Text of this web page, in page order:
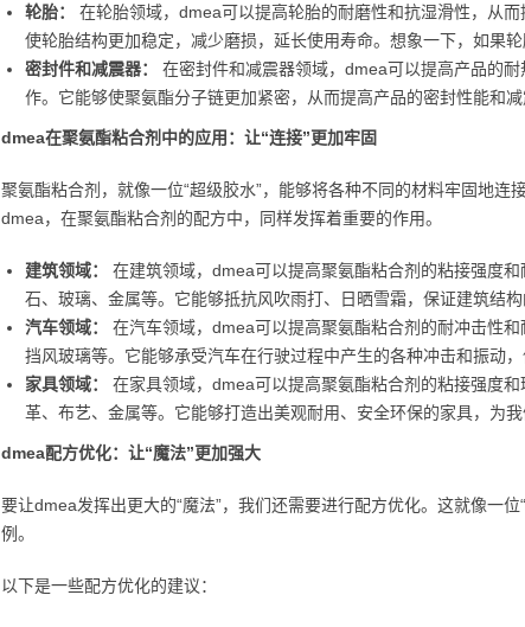
轮胎：
在轮胎领域，dmea可以提高轮胎的耐磨性和抗湿滑性，从
使轮胎结构更加稳定，减少磨损，延长使用寿命。想象一下，如果
密封件和减震器：
在密封件和减震器领域，dmea可以提高产品的
作。它能够使聚氨酯分子链更加紧密，从而提高产品的密封性能和
dmea在聚氨酯粘合剂中的应用：让“连接”更加牢固
聚氨酯粘合剂，就像一位“超级胶水”，能够将各种不同的材料牢固地
dmea，在聚氨酯粘合剂的配方中，同样发挥着重要的作用。
建筑领域：
在建筑领域，dmea可以提高聚氨酯粘合剂的粘接强度
石、玻璃、金属等。它能够抵抗风吹雨打、日晒雪霜，保证建筑结构
汽车领域：
在汽车领域，dmea可以提高聚氨酯粘合剂的耐冲击性
挡风玻璃等。它能够承受汽车在行驶过程中产生的各种冲击和振动，
家具领域：
在家具领域，dmea可以提高聚氨酯粘合剂的粘接强度
革、布艺、金属等。它能够打造出美观耐用、安全环保的家具，为我
dmea配方优化：让“魔法”更加强大
要让dmea发挥出更大的“魔法”，我们还需要进行配方优化。这就像一
例。
以下是一些配方优化的建议：